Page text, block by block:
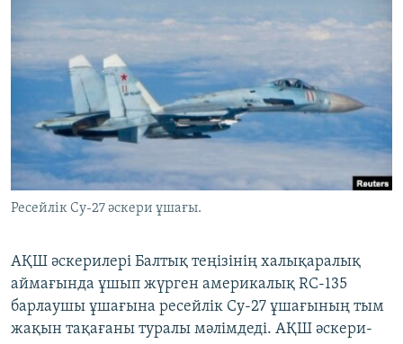
SearchӘЛЕМ
АРНАЙЫ ЖОБАЛАР
Русский
ЖАЗЫЛЫҢЫЗ
Ресейлік Су-27 әскери ұшағы.
АҚШ әскерилері Балтық теңізінің халықаралық
аймағында ұшып жүрген америкалық RC-135
барлаушы ұшағына ресейлік Су-27 ұшағының тым
жақын тақағаны туралы мәлімдеді. АҚШ әскери-